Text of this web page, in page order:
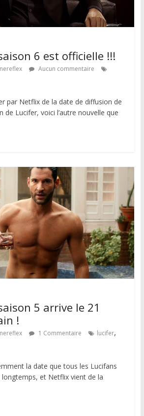
6 est officielle !!!
Aucun commentaire
par Netflix de la date de diffusion de
de Lucifer, voici l’autre nouvelle que
5 arrive le 21
!
1 Commentaire lucifer,
la date que tous les Lucifans
et Netflix vient de la